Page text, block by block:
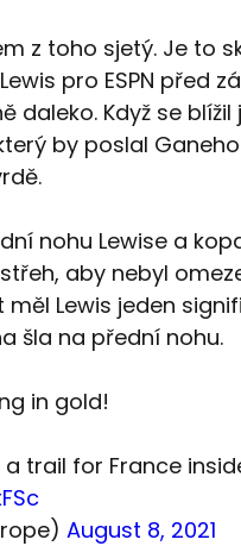
z toho sjetý. Je to
pro ESPN před
Když se
by poslal
nohu Lewise a
aby nebyl
Lewis jeden
šla na přední nohu.
in gold!
trail for France
August 8, 2021